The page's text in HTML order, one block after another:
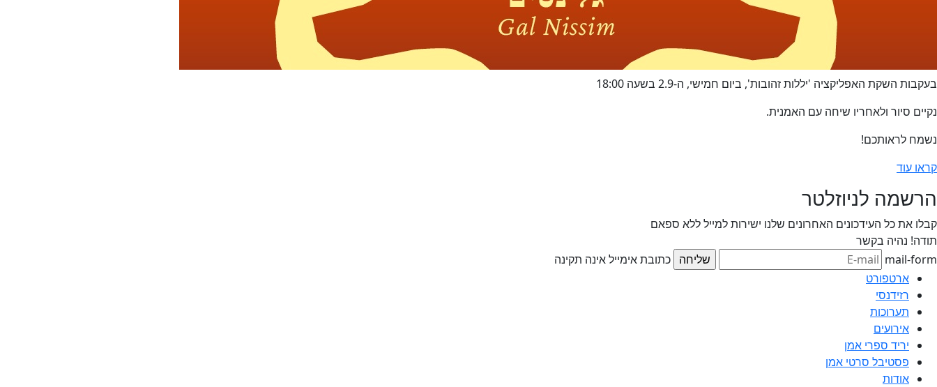
בעקבות השקת האפליקציה 'יללות זהובות', ביום חמישי, ה-2.9 בשעה 18:00
נקיים סיור ולאחריו שיחה עם האמנית.
נשמח לראותכם!
קראו עוד
הרשמה לניוזלטר
קבלו את כל העידכונים האחרונים שלנו ישירות למייל ללא ספאם
תודה! נהיה בקשר
mail-form
כתובת אימייל אינה תקינה
ארטפורט
רזידנסי
תערוכות
אירועים
יריד ספרי אמן
פסטיבל סרטי אמן
אודות